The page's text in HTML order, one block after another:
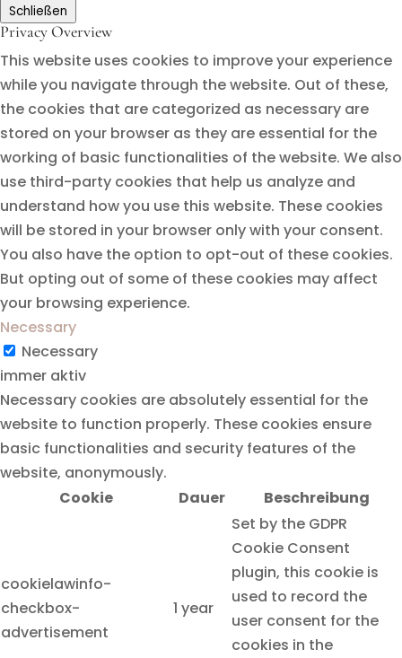
Schließen
Privacy Overview
This website uses cookies to improve your experience
while you navigate through the website. Out of these,
the cookies that are categorized as necessary are
stored on your browser as they are essential for the
working of basic functionalities of the website. We also
use third-party cookies that help us analyze and
understand how you use this website. These cookies
will be stored in your browser only with your consent.
You also have the option to opt-out of these cookies.
But opting out of some of these cookies may affect
your browsing experience.
Necessary
Necessary
immer aktiv
Necessary cookies are absolutely essential for the
website to function properly. These cookies ensure
basic functionalities and security features of the
website, anonymously.
Cookie
Dauer Beschreibung
cookielawinfo-
checkbox-
advertisement
1 year
Set by the GDPR
Cookie Consent
plugin, this cookie is
used to record the
user consent for the
cookies in the